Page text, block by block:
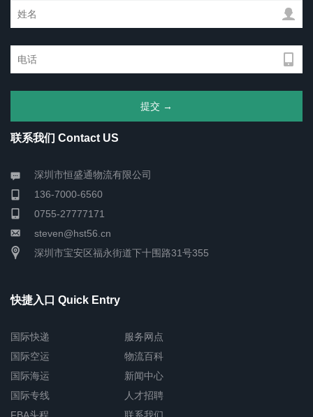
联系我们 Contact US
深圳市恒盛通物流有限公司
136-7000-6560
0755-27777171
steven@hst56.cn
深圳市宝安区福永街道下十围路31号355
快捷入口 Quick Entry
国际快递
国际空运
国际海运
国际专线
服务网点
物流百科
新闻中心
人才招聘